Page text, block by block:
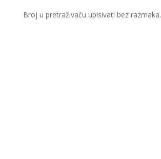
Broj u pretraživaču upisivati bez razmaka.